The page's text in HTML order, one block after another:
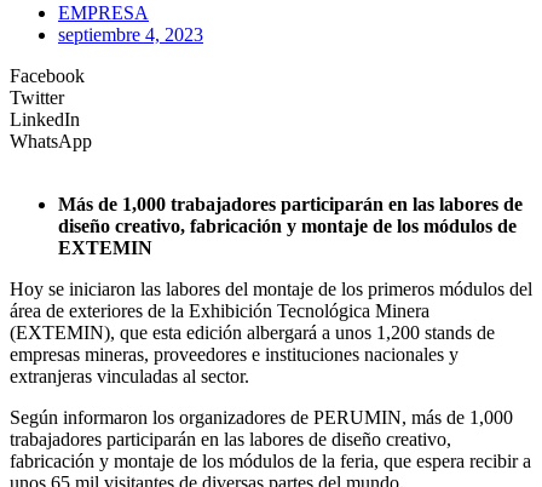
EMPRESA
septiembre 4, 2023
Facebook
Twitter
LinkedIn
WhatsApp
Más de 1,000 trabajadores participarán en las labores de
diseño creativo, fabricación y montaje de los módulos de
EXTEMIN
Hoy se iniciaron las labores del montaje de los primeros módulos del
área de exteriores de la Exhibición Tecnológica Minera
(EXTEMIN), que esta edición albergará a unos 1,200 stands de
empresas mineras, proveedores e instituciones nacionales y
extranjeras vinculadas al sector.
Según informaron los organizadores de PERUMIN, más de 1,000
trabajadores participarán en las labores de diseño creativo,
fabricación y montaje de los módulos de la feria, que espera recibir a
unos 65 mil visitantes de diversas partes del mundo.